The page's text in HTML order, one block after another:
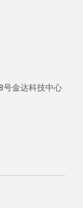
号金达科技中心